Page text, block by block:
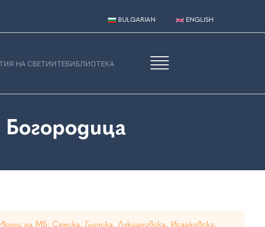
BULGARIAN ENGLISH
НА СВЕТИИТЕБИБЛИОТЕКА
на МБ: Сямска, Глинска, Лукиановска, Исааковска,